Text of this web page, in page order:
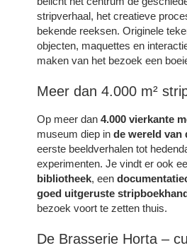
stripverhaal, het creatieve
bekende reeksen. Originele
objecten, maquettes en
maken van het bezoek een
Meer dan 4.000 m²
Op meer dan4.000 vierkante
museum diep inde wereld van
eerste beeldverhalen tot
experimenten. Je vindt er ook
bibliotheek, een
goed uitgeruste
bezoek voort te zetten thuis.
De Brasserie Horta –